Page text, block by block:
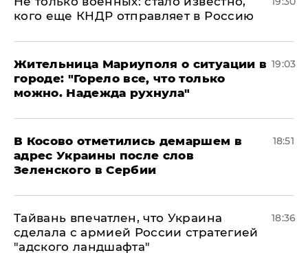
кого еще КНДР отправляет в Россию
Жительница Мариуполя о ситуации в
городе: "Горело все, что только
можно. Надежда рухнула"
19:03
В Косово отметились демаршем в
адрес Украины после слов
Зеленского в Сербии
18:51
Тайвань впечатлен, что Украина
сделала с армией России стратегией
"адского ландшафта"
18:36